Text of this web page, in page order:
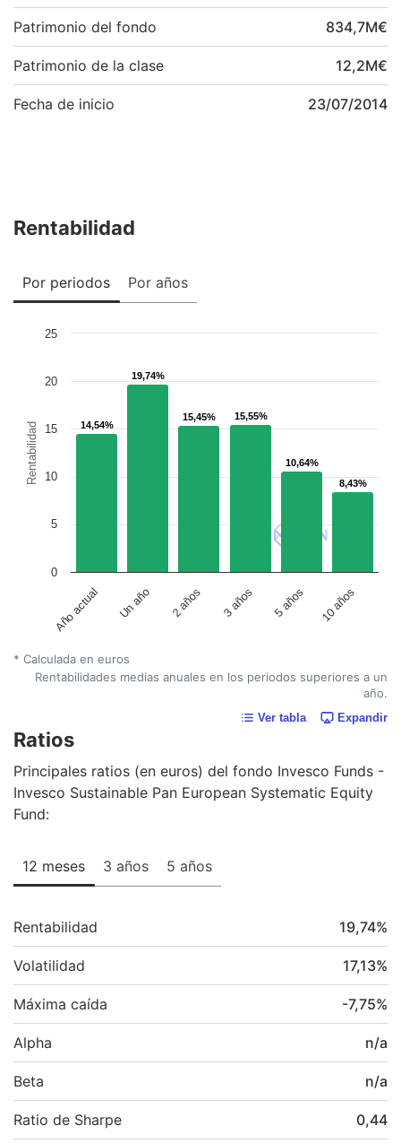
Patrimonio del fondo 834,7M€
Patrimonio de la clase 12,2M€
Fecha de inicio 23/07/2014
Rentabilidad
Por periodos Por años
Rentabilidad 14,54%
14,54%
19,74%
19,74%
15,45%
15,45% 15,55%
15,55%
10,64%
10,64%
8,43%
8,43%
Año actual Un año 2 años 3 años 5 años 10 años
0
5
10
15
20
25
* Calculada en euros
Rentabilidades medias anuales en los periodos superiores a un
año.
Ver tabla Expandir
Ratios
Principales ratios (en euros) del fondo Invesco Funds -
Invesco Sustainable Pan European Systematic Equity
Fund:
12 meses 3 años 5 años
Rentabilidad 19,74%
Volatilidad 17,13%
Máxima caída -7,75%
Alpha n/a
Beta n/a
Ratio de Sharpe 0,44